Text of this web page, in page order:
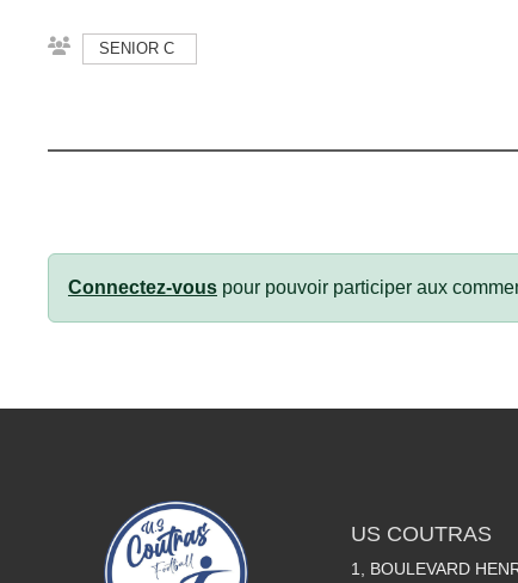
SENIOR C
Connectez-vous pour pouvoir participer aux
US COUTRAS
1, BOULEVARD